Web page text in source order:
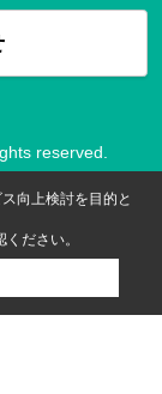
reserved.
向上検討を目的と
ください。